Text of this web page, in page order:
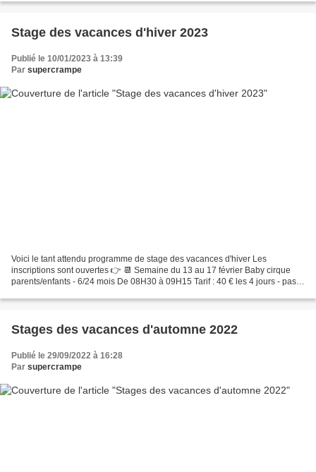
Stage des vacances d'hiver 2023
Publié le 10/01/2023 à 13:39
Par supercrampe
Voici le tant attendu programme de stage des vacances d'hiver Les
inscriptions sont ouvertes 👉 📆 Semaine du 13 au 17 février Baby cirque
parents/enfants - 6/24 mois De 08H30 à 09H15 Tarif : 40 € les 4 jours - pas
Stages des vacances d'automne 2022
Publié le 29/09/2022 à 16:28
Par supercrampe